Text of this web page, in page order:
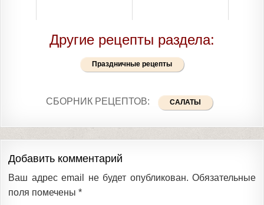
Другие рецепты раздела:
Праздничные рецепты
СБОРНИК РЕЦЕПТОВ: САЛАТЫ
Добавить комментарий
Ваш адрес email не будет опубликован. Обязательные
поля помечены *